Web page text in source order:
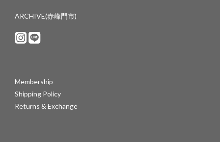
ARCHIVE(赤峰門市)
Membership
Shipping Policy
Returns & Exchange